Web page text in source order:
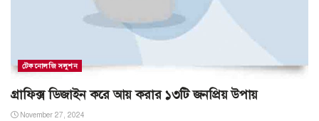
টেকনোলজি সলুশন
গ্রাফিক্স ডিজাইন করে আয় করার ১৩টি জনপ্রিয় উপায়
November 27, 2024